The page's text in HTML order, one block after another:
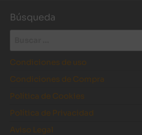
Búsqueda
Condiciones de uso
Condiciones de Compra
Política de Cookies
Política de Privacidad
Aviso Legal